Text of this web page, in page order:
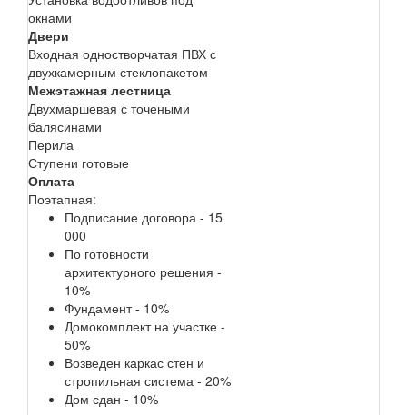
окнами
Двери
Входная одностворчатая ПВХ с
двухкамерным стеклопакетом
Межэтажная лестница
Двухмаршевая с точеными
балясинами
Перила
Ступени готовые
Оплата
Поэтапная:
Подписание договора - 15
000
По готовности
архитектурного решения -
10%
Фундамент - 10%
Домокомплект на участке -
50%
Возведен каркас стен и
стропильная система - 20%
Дом сдан - 10%